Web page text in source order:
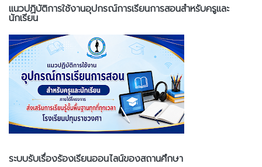
แนวปฏิบัติการใช้งานอุปกรณ์การเรียนการสอนสำหรับครูและ
นักเรียน
ระบบรับเรื่องร้องเรียนออนไลน์ของสถานศึกษา